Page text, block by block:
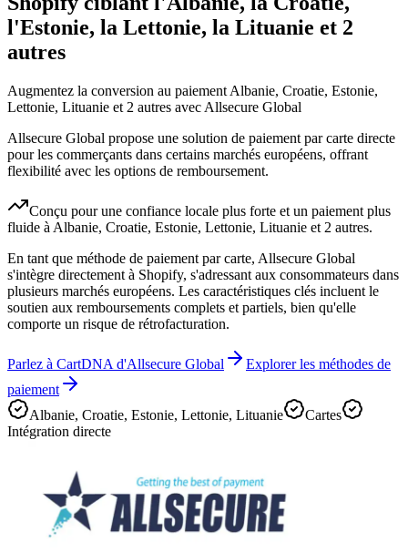
l'Estonie, la Lettonie, la Lituanie et 2
autres
Augmentez la conversion au paiement Albanie, Croatie, Estonie,
Lettonie, Lituanie et 2 autres avec Allsecure Global
Allsecure Global propose une solution de paiement par carte directe
pour les commerçants dans certains marchés européens, offrant
flexibilité avec les options de remboursement.
Conçu pour une confiance locale plus forte et un paiement plus
fluide à Albanie, Croatie, Estonie, Lettonie, Lituanie et 2 autres.
En tant que méthode de paiement par carte, Allsecure Global
s'intègre directement à Shopify, s'adressant aux consommateurs dans
plusieurs marchés européens. Les caractéristiques clés incluent le
soutien aux remboursements complets et partiels, bien qu'elle
comporte un risque de rétrofacturation.
Parlez à CartDNA d'Allsecure Global
Explorer les méthodes de
paiement
Albanie, Croatie, Estonie, Lettonie, Lituanie
Cartes
Intégration directe